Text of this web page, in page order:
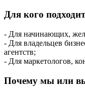
Для кого
- Для начинающих,
- Для владельцев
агентств;
- Для маркетологов,
Почему мы или